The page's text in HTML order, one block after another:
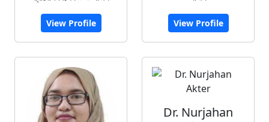
View Profile View Profile
Dr. Nurjahan